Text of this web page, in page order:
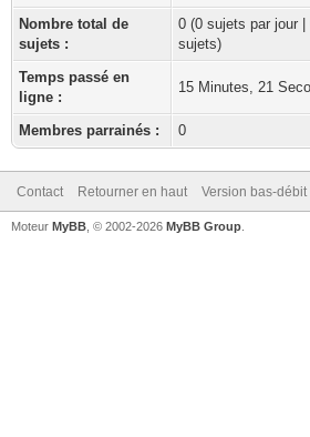
Nombre total de
sujets :
0 (0 sujets par jour
sujets)
Temps passé en
ligne :
15 Minutes, 21
Membres parrainés : 0
Contact Retourner en haut Version bas-débit
Moteur MyBB , © 2002-2026 MyBB Group